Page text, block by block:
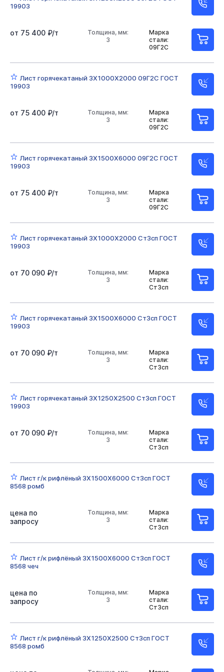
19903
Марка
стали:
09Г2С
Толщина, мм:
3
от 75 400 ₽/т
Лист горячекатаный 3Х1000Х2000 09Г2С ГОСТ
19903
Марка
стали:
09Г2С
Толщина, мм:
3
от 75 400 ₽/т
Лист горячекатаный 3Х1500Х6000 09Г2С ГОСТ
19903
Марка
стали:
09Г2С
Толщина, мм:
3
от 75 400 ₽/т
Лист горячекатаный 3Х1000Х2000 Ст3сп ГОСТ
19903
Марка
стали:
Ст3сп
Толщина, мм:
3
от 70 090 ₽/т
Лист горячекатаный 3Х1500Х6000 Ст3сп ГОСТ
19903
Марка
стали:
Ст3сп
Толщина, мм:
3
от 70 090 ₽/т
Лист горячекатаный 3Х1250Х2500 Ст3сп ГОСТ
19903
Марка
стали:
Ст3сп
Толщина, мм:
3
от 70 090 ₽/т
Лист г/к рифлёный 3Х1500Х6000 Ст3сп ГОСТ
8568 ромб
Марка
стали:
Ст3сп
Толщина, мм:
3
цена по
запросу
Лист г/к рифлёный 3Х1500Х6000 Ст3сп ГОСТ
8568 чеч
Марка
стали:
Ст3сп
Толщина, мм:
3
цена по
запросу
Лист г/к рифлёный 3Х1250Х2500 Ст3сп ГОСТ
8568 ромб